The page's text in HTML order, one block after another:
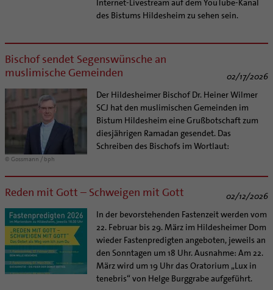
des Bistums Hildesheim zu sehen sein.
Bischof sendet Segenswünsche an
muslimische Gemeinden
02/17/2026
© Gossmann / bph
Der Hildesheimer Bischof Dr. Heiner Wilmer
SCJ hat den muslimischen Gemeinden im
Bistum Hildesheim eine Grußbotschaft zum
diesjährigen Ramadan gesendet. Das
Schreiben des Bischofs im Wortlaut:
Reden mit Gott – Schweigen mit Gott
02/12/2026
In der bevorstehenden Fastenzeit werden vom
22. Februar bis 29. März im Hildesheimer Dom
wieder Fastenpredigten angeboten, jeweils an
den Sonntagen um 18 Uhr. Ausnahme: Am 22.
März wird um 19 Uhr das Oratorium „Lux in
tenebris“ von Helge Burggrabe aufgeführt.